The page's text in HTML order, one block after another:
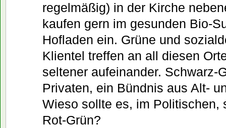
regelmäßig) in der Kirche
kaufen gern im gesunden Bio-
Hofladen ein. Grüne und
Klientel treffen an all diesen
seltener aufeinander. Schwarz-
Privaten, ein Bündnis aus Alt-
Wieso sollte es, im Politischen,
Rot-Grün?